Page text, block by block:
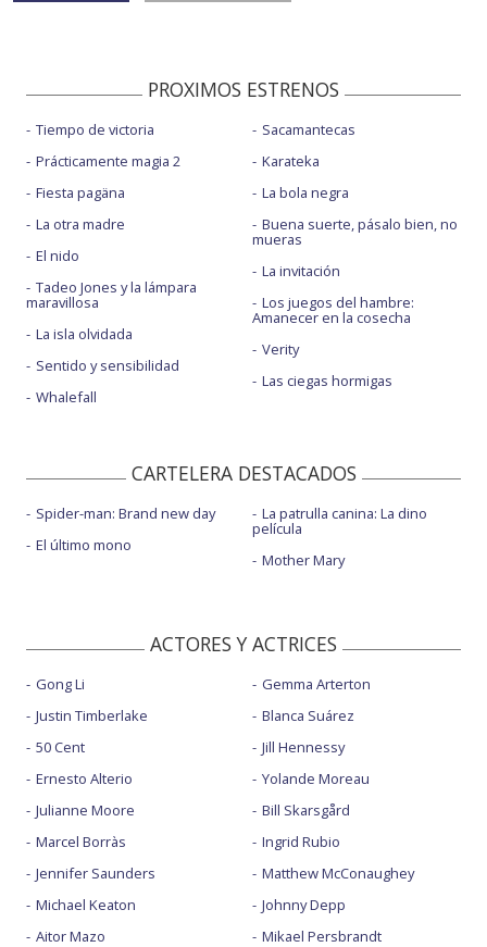
PROXIMOS ESTRENOS
Tiempo de victoria
Prácticamente magia 2
Fiesta pagäna
La otra madre
El nido
Tadeo Jones y la lámpara
maravillosa
La isla olvidada
Sentido y sensibilidad
Whalefall
Sacamantecas
Karateka
La bola negra
Buena suerte, pásalo bien, no
mueras
La invitación
Los juegos del hambre:
Amanecer en la cosecha
Verity
Las ciegas hormigas
CARTELERA DESTACADOS
Spider-man: Brand new day
El último mono
La patrulla canina: La dino
película
Mother Mary
ACTORES Y ACTRICES
Gong Li
Justin Timberlake
50 Cent
Ernesto Alterio
Julianne Moore
Marcel Borràs
Jennifer Saunders
Michael Keaton
Aitor Mazo
Gemma Arterton
Blanca Suárez
Jill Hennessy
Yolande Moreau
Bill Skarsgård
Ingrid Rubio
Matthew McConaughey
Johnny Depp
Mikael Persbrandt